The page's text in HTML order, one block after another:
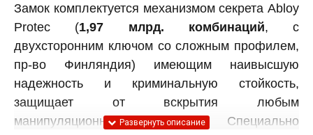
Замок комплектуется механизмом секрета Abloy
Protec (1,97 млрд. комбинаций, с
двухсторонним ключом со сложным профилем,
пр-во Финляндия) имеющим наивысшую
надежность и криминальную стойкость,
защищает от вскрытия любым
манипуляционным способом. Специально